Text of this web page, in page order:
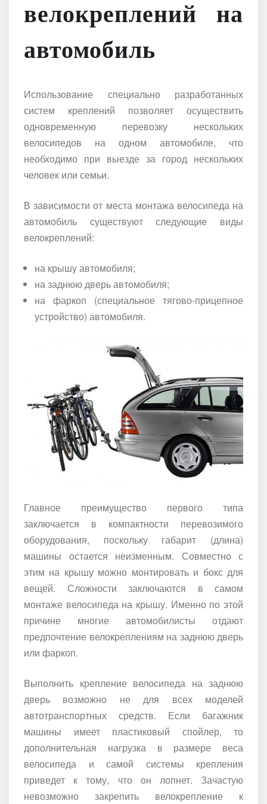
велокреплений на
автомобиль
Использование специально разработанных
систем креплений позволяет осуществить
одновременную перевозку нескольких
велосипедов на одном автомобиле, что
необходимо при выезде за город нескольких
человек или семьи.
В зависимости от места монтажа велосипеда на
автомобиль существуют следующие виды
велокреплений:
на крышу автомобиля;
на заднюю дверь автомобиля;
на фаркоп (специальное тягово-прицепное
устройство) автомобиля.
Главное преимущество первого типа
заключается в компактности перевозимого
оборудования, поскольку габарит (длина)
машины остается неизменным. Совместно с
этим на крышу можно монтировать и бокс для
вещей. Сложности заключаются в самом
монтаже велосипеда на крышу. Именно по этой
причине многие автомобилисты отдают
предпочтение велокреплениям на заднюю дверь
или фаркоп.
Выполнить крепление велосипеда на заднюю
дверь возможно не для всех моделей
автотранспортных средств. Если багажник
машины имеет пластиковый спойлер, то
дополнительная нагрузка в размере веса
велосипеда и самой системы крепления
приведет к тому, что он лопнет. Зачастую
невозможно закрепить велокрепление к